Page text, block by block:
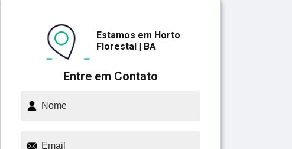
Entre em Contato
Estamos em Horto
Florestal | BA